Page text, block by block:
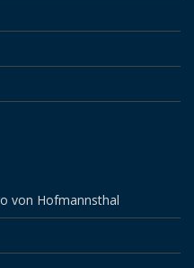
von Hofmannsthal